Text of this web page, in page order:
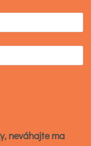
neváhajte ma